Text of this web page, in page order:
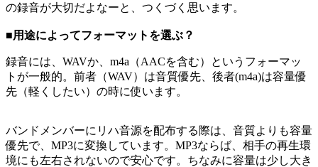
の録音が大切だよなーと、つくづく思います。
■用途によってフォーマットを選ぶ？
録音には、WAVか、m4a（AACを含む）というフォーマッ
トが一般的。前者（WAV）は音質優先、後者(m4a)は容量優
先（軽くしたい）の時に使います。
バンドメンバーにリハ音源を配布する際は、音質よりも容量
優先で、MP3に変換しています。MP3ならば、相手の再生環
境にも左右されないので安心です。ちなみに容量は少し大き